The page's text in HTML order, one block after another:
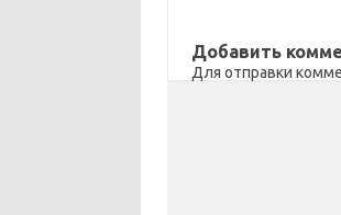
ik
Добавить
Для отправки